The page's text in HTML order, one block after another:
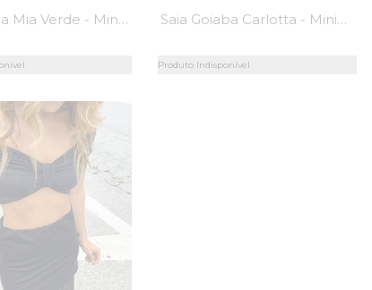
Shorts Saia Mia Verde - MiniMoni Saia Goiaba Carlotta - MiniMoni
Produto Indisponível